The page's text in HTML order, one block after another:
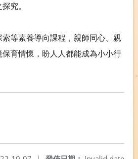
究。
等素養導向課程，親師同心、親
育情懷，盼人人都能成為小小行